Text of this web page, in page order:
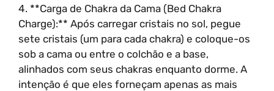
4. **Carga de Chakra da Cama (Bed Chakra
Charge):** Após carregar cristais no sol, pegue
sete cristais (um para cada chakra) e coloque-os
sob a cama ou entre o colchão e a base,
alinhados com seus chakras enquanto dorme. A
intenção é que eles forneçam apenas as mais